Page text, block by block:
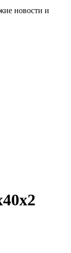
новости и